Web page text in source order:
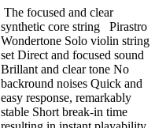
The focused and clear
synthetic core string Pirastro
Wondertone Solo violin string
set Direct and focused sound
Brillant and clear tone No
backround noises Quick and
easy response, remarkably
stable Short break-in time